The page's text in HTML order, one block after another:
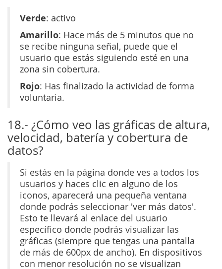
Verde: activo
Amarillo: Hace más de 5 minutos que no
se recibe ninguna señal, puede que el
usuario que estás siguiendo esté en una
zona sin cobertura.
Rojo: Has finalizado la actividad de forma
voluntaria.
18.- ¿Cómo veo las gráficas de altura,
velocidad, batería y cobertura de
datos?
Si estás en la página donde ves a todos los
usuarios y haces clic en alguno de los
iconos, aparecerá una pequeña ventana
donde podrás seleccionar 'ver más datos'.
Esto te llevará al enlace del usuario
específico donde podrás visualizar las
gráficas (siempre que tengas una pantalla
de más de 600px de ancho). En dispositivos
con menor resolución no se visualizan